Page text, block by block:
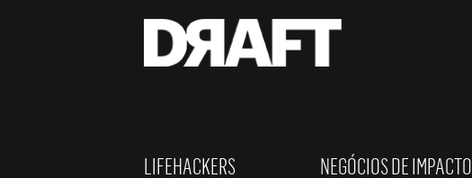
LIFEHACKERS NEGÓCIOS DE IMPACTO